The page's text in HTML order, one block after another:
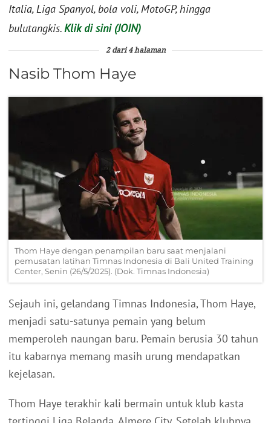
Italia, Liga Spanyol, bola voli, MotoGP, hingga
bulutangkis.Klik di sini (JOIN)
2 dari 4 halaman
Nasib Thom Haye
Thom Haye dengan penampilan baru saat menjalani
pemusatan latihan Timnas Indonesia di Bali United Training
Center, Senin (26/5/2025). (Dok. Timnas Indonesia)
Sejauh ini, gelandang Timnas Indonesia, Thom Haye,
menjadi satu-satunya pemain yang belum
memperoleh naungan baru. Pemain berusia 30 tahun
itu kabarnya memang masih urung mendapatkan
kejelasan.
Thom Haye terakhir kali bermain untuk klub kasta